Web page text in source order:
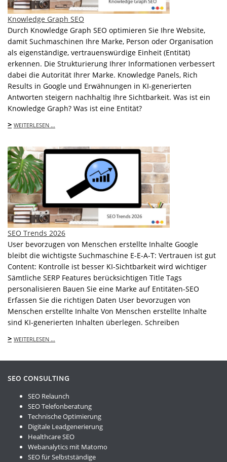
Knowledge Graph SEO
Durch Knowledge Graph SEO optimieren Sie Ihre Website,
damit Suchmaschinen Ihre Marke, Person oder Organisation
als eigenständige, vertrauenswürdige Einheit (Entität)
erkennen. Die Strukturierung Ihrer Informationen verbessert
dabei die Autorität Ihrer Marke. Knowledge Panels, Rich
Results in Google und Erwähnungen in KI-generierten
Antworten steigern nachhaltig Ihre Sichtbarkeit. Was ist ein
Knowledge Graph? Was ist eine Entität?
> WEITERLESEN …
SEO Trends 2026
User bevorzugen von Menschen erstellte Inhalte Google
bleibt die wichtigste Suchmaschine E-E-A-T: Vertrauen ist gut
Content: Kontrolle ist besser KI-Sichtbarkeit wird wichtiger
Sämtliche SERP Features berücksichtigen Title Tags
personalisieren Bauen Sie eine Marke auf Entitäten-SEO
Erfassen Sie die richtigen Daten User bevorzugen von
Menschen erstellte Inhalte Von Menschen erstellte Inhalte
sind KI-generierten Inhalten überlegen. Schreiben
> WEITERLESEN …
SEO CONSULTING
SEO Relaunch
SEO Telefonberatung
Technische Optimierung
Digitale Leadgenerierung
Healthcare SEO
Webanalytics mit Matomo
SEO für Selbstständige